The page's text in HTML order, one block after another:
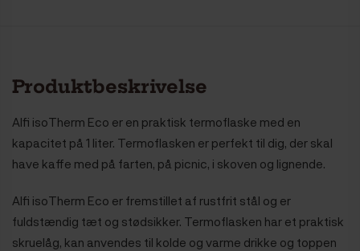
Produktbeskrivelse
Alfi isoTherm Eco er en praktisk termoflaske med en
kapacitet på 1 liter. Termoflasken er perfekt til dig, der skal
have kaffe med på farten, på picnic, i skoven og lignende.
Alfi isoTherm Eco er fremstillet af rustfrit stål og er
fuldstændig tæt og stødsikker. Termoflasken har et praktisk
skruelåg, kan anvendes til kolde og varme drikke og toppen